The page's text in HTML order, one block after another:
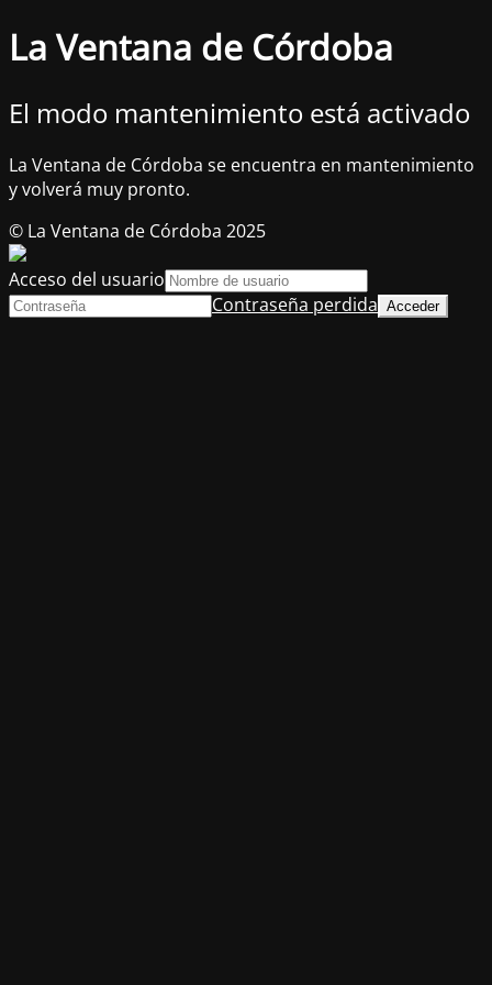
La Ventana de Córdoba
El modo mantenimiento está activado
La Ventana de Córdoba se encuentra en mantenimiento
y volverá muy pronto.
© La Ventana de Córdoba 2025
Acceso del usuario
Contraseña perdida